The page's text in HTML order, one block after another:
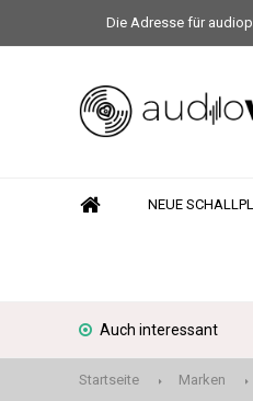
Die Adresse für
NEUE
Auch interessant
Startseite Marken